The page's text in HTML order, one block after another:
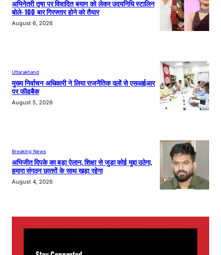
अभिनेत्री तृषा पर विवादित बयान को लेकर उदयनिधि स्टालिन
बोले- 100 बार गिरफ्तार होने को तैयार
August 6, 2026
Uttarakhand
मुख्य निर्वाचन अधिकारी ने लिया राजनैतिक दलों से एसआईआर
पर फीडबैक
August 5, 2026
Breaking News
अभिजीत दिपके का बड़ा ऐलान, शिक्षा से जुड़ा कोई मुद्दा उठेगा,
हमारा संगठन छात्रों के साथ खड़ा रहेगा
August 4, 2026